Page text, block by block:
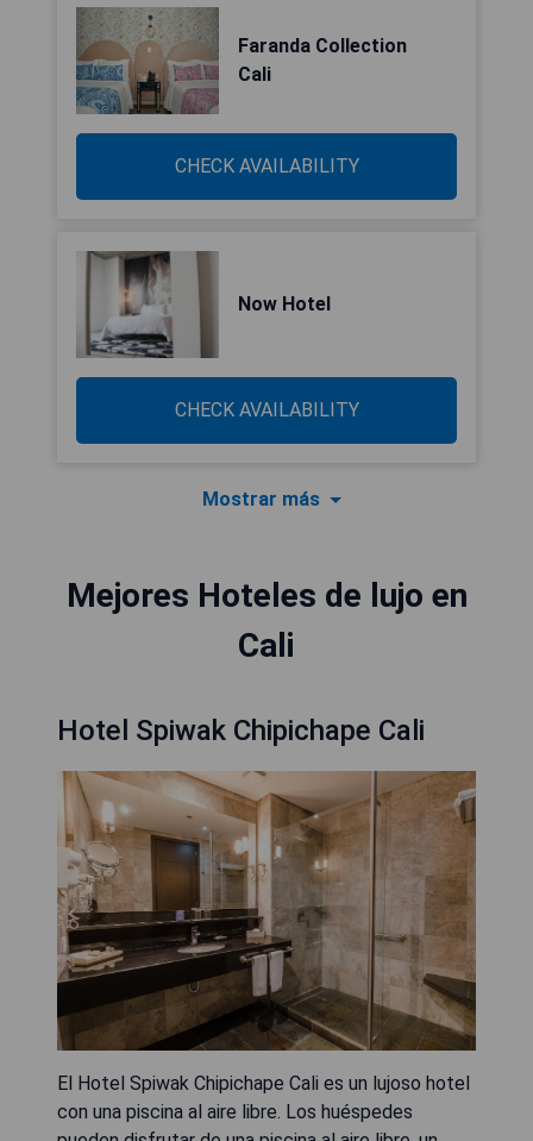
Faranda Collection
Cali
CHECK AVAILABILITY
Now Hotel
CHECK AVAILABILITY
Mostrar más
Mejores Hoteles de lujo en
Cali
Hotel Spiwak Chipichape Cali
El Hotel Spiwak Chipichape Cali es un lujoso hotel
con una piscina al aire libre. Los huéspedes